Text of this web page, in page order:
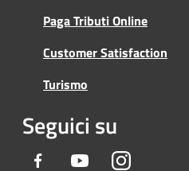
Paga Tributi Online
Customer Satisfaction
Turismo
Seguici su
Facebook YoutubeInstagram